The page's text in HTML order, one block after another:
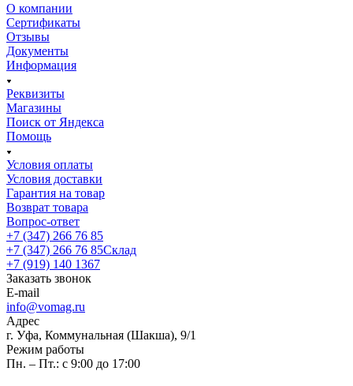
О компании
Сертификаты
Отзывы
Документы
Информация
Реквизиты
Магазины
Поиск от Яндекса
Помощь
Условия оплаты
Условия доставки
Гарантия на товар
Возврат товара
Вопрос-ответ
+7 (347) 266 76 85
+7 (347) 266 76 85Склад
+7 (919) 140 1367
Заказать звонок
E-mail
info@vomag.ru
Адрес
г. Уфа, Коммунальная (Шакша), 9/1
Режим работы
Пн. – Пт.: с 9:00 до 17:00